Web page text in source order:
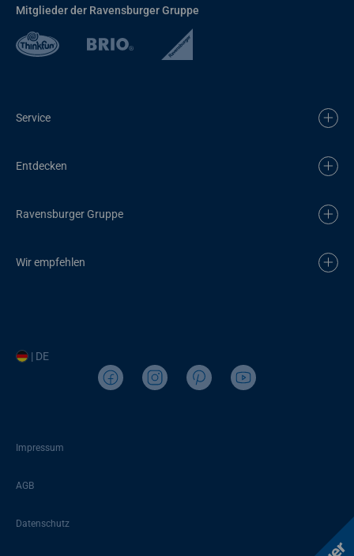
Mitglieder der Ravensburger Gruppe
Service
Entdecken
Ravensburger Gruppe
Wir empfehlen
| DE
Impressum
AGB
Datenschutz